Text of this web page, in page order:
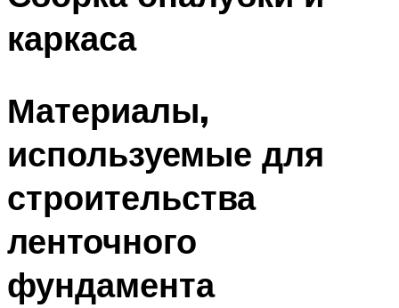
каркаса
Материалы,
используемые для
строительства
ленточного
фундамента